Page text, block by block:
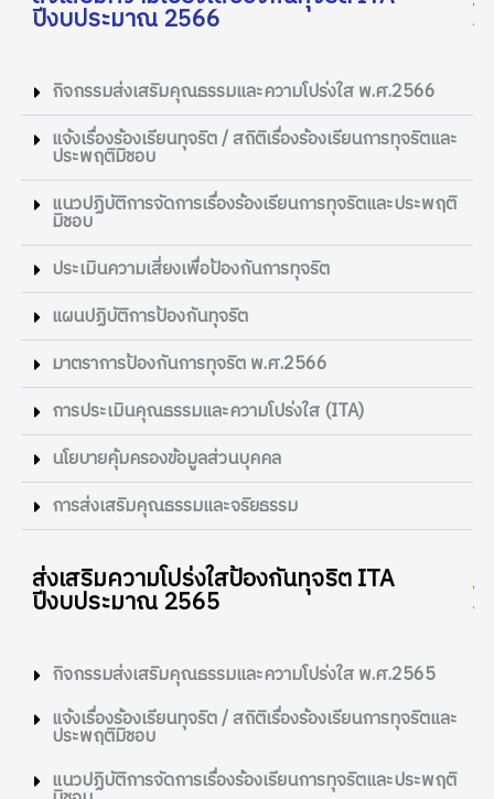
ปีงบประมาณ 2566
กิจกรรมส่งเสริมคุณธรรมและความโปร่งใส พ.ศ.2566
แจ้งเรื่องร้องเรียนทุจริต / สถิติเรื่องร้องเรียนการทุจริตและ
ประพฤติมิชอบ
แนวปฏิบัติการจัดการเรื่องร้องเรียนการทุจริตและประพฤติ
มิชอบ
ประเมินความเสี่ยงเพื่อป้องกันการทุจริต
แผนปฏิบัติการป้องกันทุจริต
มาตราการป้องกันการทุจริต พ.ศ.2566
การประเมินคุณธรรมและความโปร่งใส (ITA)
นโยบายคุ้มครองข้อมูลส่วนบุคคล
การส่งเสริมคุณธรรมและจริยธรรม
ส่งเสริมความโปร่งใสป้องกันทุจริต ITA
ปีงบประมาณ 2565
กิจกรรมส่งเสริมคุณธรรมและความโปร่งใส พ.ศ.2565
แจ้งเรื่องร้องเรียนทุจริต / สถิติเรื่องร้องเรียนการทุจริตและ
ประพฤติมิชอบ
แนวปฏิบัติการจัดการเรื่องร้องเรียนการทุจริตและประพฤติ